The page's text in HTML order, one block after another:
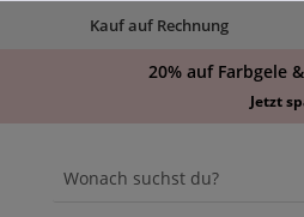
Kauf auf Rechnung
20% auf Farbgele
Jetzt